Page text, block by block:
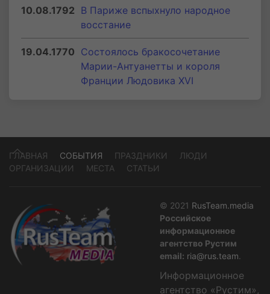
10.08.1792 В Париже вспыхнуло народное
восстание
19.04.1770 Состоялось бракосочетание
Марии-Антуанетты и короля
Франции Людовика XVI
ГЛАВНАЯ СОБЫТИЯ ПРАЗДНИКИ
ЛЮДИ
ОРГАНИЗАЦИИ
МЕСТА СТАТЬИ
© 2021 RusTeam.media
Российское
информационное
агентство Рустим
email: ria@rus.team.
Информационное
агентство «Рустим»,